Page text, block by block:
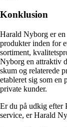
Konklusion
Harald Nyborg er
produkter inden for
sortiment,
Nyborg en attraktiv
skum og relaterede
etableret sig som en
private kunder.
Er du på udkig efter
service, er Harald